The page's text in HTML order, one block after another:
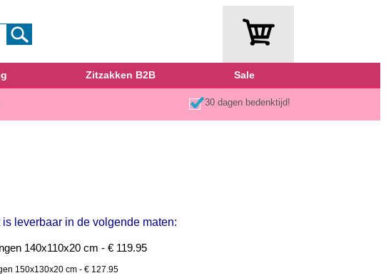
Zitzakken B2B Sale
30 dagen bedenktijd!
is leverbaar in de volgende maten:
140x110x20 cm - € 119.95
150x130x20 cm - € 127.95